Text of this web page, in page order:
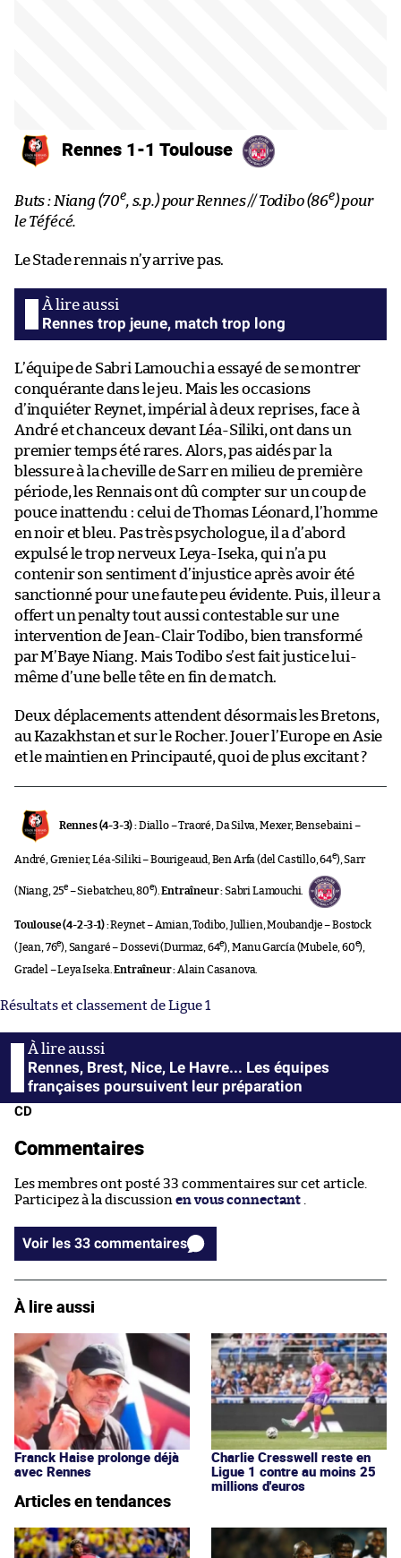
Rennes 1-1 Toulouse
Buts : Niang (70e, s.p.) pour Rennes // Todibo (86e) pour
le Téfécé.
Le Stade rennais n’y arrive pas.
Rennes trop jeune, match trop long
L’équipe de Sabri Lamouchi a essayé de se montrer
conquérante dans le jeu. Mais les occasions
d’inquiéter Reynet, impérial à deux reprises, face à
André et chanceux devant Léa-Siliki, ont dans un
premier temps été rares. Alors, pas aidés par la
blessure à la cheville de Sarr en milieu de première
période, les Rennais ont dû compter sur un coup de
pouce inattendu : celui de Thomas Léonard, l’homme
en noir et bleu. Pas très psychologue, il a d’abord
expulsé le trop nerveux Leya-Iseka, qui n’a pu
contenir son sentiment d’injustice après avoir été
sanctionné pour une faute peu évidente. Puis, il leur a
offert un penalty tout aussi contestable sur une
intervention de Jean-Clair Todibo, bien transformé
par M’Baye Niang. Mais Todibo s’est fait justice lui-
même d’une belle tête en fin de match.
Deux déplacements attendent désormais les Bretons,
au Kazakhstan et sur le Rocher. Jouer l’Europe en Asie
et le maintien en Principauté, quoi de plus excitant ?
Rennes (4-3-3) :Diallo – Traoré, Da Silva, Mexer, Bensebaini –
André, Grenier, Léa-Siliki – Bourigeaud, Ben Arfa (del Castillo, 64e), Sarr
(Niang, 25e – Siebatcheu, 80e).Entraîneur :Sabri Lamouchi.
Toulouse (4-2-3-1) :Reynet – Amian, Todibo, Jullien, Moubandje – Bostock
(Jean, 76e), Sangaré – Dossevi (Durmaz, 64e), Manu García (Mubele, 60e),
Gradel – Leya Iseka.Entraîneur : Alain Casanova.
Résultats et classement de Ligue 1
Rennes, Brest, Nice, Le Havre... Les équipes
françaises poursuivent leur préparation
CD
Commentaires
Les membres ont posté 33 commentaires sur cet article.
Participez à la discussion en vous connectant
Voir les 33 commentaires
À lire aussi
Franck Haise prolonge déjà
avec Rennes
Charlie Cresswell reste en
Ligue 1 contre au moins 25
millions d'euros
Articles en tendances